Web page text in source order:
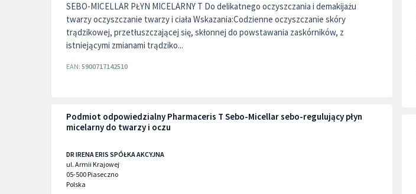
SEBO-MICELLAR PŁYN MICELARNY T Do delikatnego oczyszczania i demakijażu
twarzy oczyszczanie twarzy i ciała Wskazania:Codzienne oczyszczanie skóry
trądzikowej, przetłuszczającej się, skłonnej do powstawania zaskórników, z
istniejącymi zmianami trądziko...
EAN: 5900717142510
Podmiot odpowiedzialny Pharmaceris T Sebo-Micellar sebo-regulujący płyn
micelarny do twarzy i oczu
DR IRENA ERIS SPÓŁKA AKCYJNA
ul. Armii Krajowej
05-500Piaseczno
Polska